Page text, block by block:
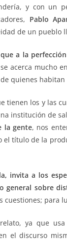
y con un
Pablo
de un pueblo
a la
acerca mucho
quienes habitan
tienen los y las
institución de
la gente, nos
título de la
invita a los
sobre
cuestiones; para
ya que
el discurso